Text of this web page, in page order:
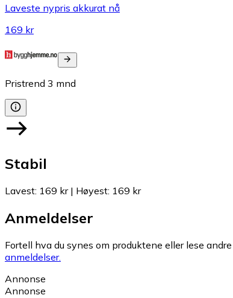
Laveste nypris akkurat nå
169 kr
Pristrend 3 mnd
Stabil
Lavest: 169 kr| Høyest: 169 kr
Anmeldelser
Fortell hva du synes om produktene eller lese
anmeldelser.
Annonse
Annonse